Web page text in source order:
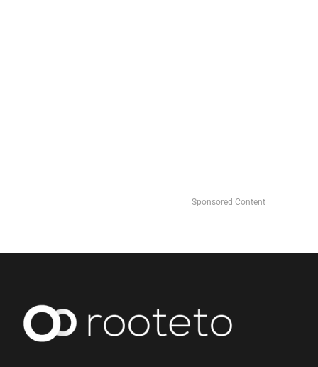
Sponsored Content